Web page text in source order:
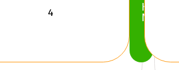
Köp
Nu